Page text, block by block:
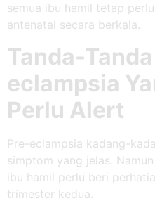
semua ibu hamil tetap
antenatal secara berkala.
Tanda-
eclampsia
Perlu Alert
Pre-eclampsia kadang-
simptom yang jelas.
ibu hamil perlu beri
trimester kedua.